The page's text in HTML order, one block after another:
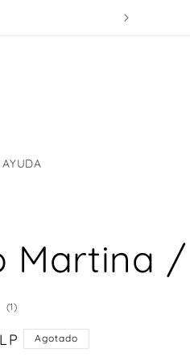
!!
AYUDA
Martina /
(1)1
totalesAgotado